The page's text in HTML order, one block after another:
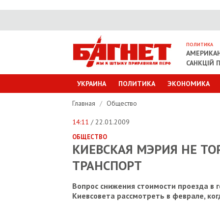
ПОЛИТИКА
САНКЦІЙ
УКРАИНА ПОЛИТИКА ЭКОНОМИКА
Главная / Общество
14:11 / 22.01.2009
ОБЩЕСТВО
КИЕВСКАЯ МЭРИЯ НЕ
ТРАНСПОРТ
Вопрос снижения стоимости проезда в
Киевсовета рассмотреть в феврале,